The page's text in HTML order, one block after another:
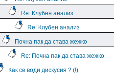
Re: Клубен анализ
Re: Клубен анализ
Почна пак да става жежко
Re: Почна пак да става жежко
Как се води дискусия ? (!)